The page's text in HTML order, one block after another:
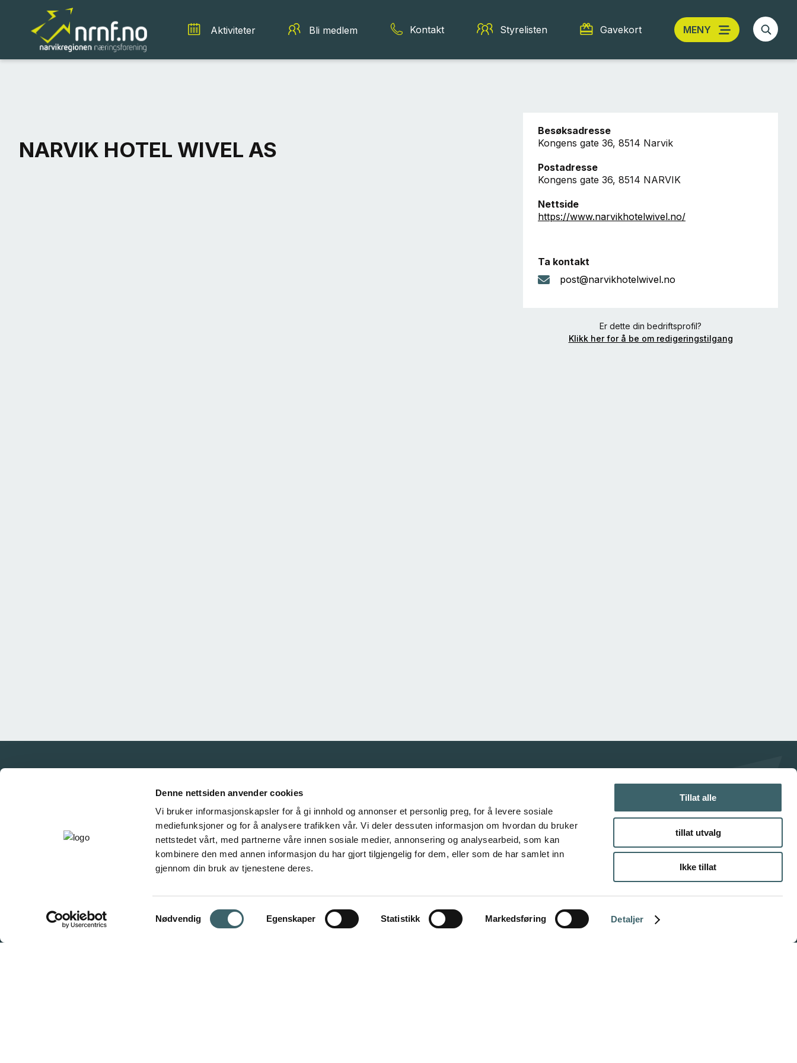
Denne nettsiden anvender cookies
Vi bruker informasjonskapsler for å gi innhold og annonser et personlig preg, for å levere sosiale
mediefunksjoner og for å analysere trafikken vår. Vi deler dessuten informasjon om hvordan du bruker
nettstedet vårt, med partnerne våre innen sosiale medier, annonsering og analysearbeid, som kan
kombinere den med annen informasjon du har gjort tilgjengelig for dem, eller som de har samlet inn
gjennom din bruk av tjenestene deres.
Samtykkevalg
Nødvendig Egenskaper Statistikk Markedsføring Detaljer
Tillat alle
tillat utvalg
Ikke tillat
Aktiviteter Bli medlem Kontakt Styrelisten Gavekort MENY
NARVIK HOTEL WIVEL AS
Besøksadresse
Kongens gate 36, 8514 Narvik
Postadresse
Kongens gate 36, 8514 NARVIK
Nettside
https://www.narvikhotelwivel.no/
Ta kontakt
post@narvikhotelwivel.no
Er dette din bedriftsprofil?
Klikk her for å be om redigeringstilgang
Våre samarbeidspartnere